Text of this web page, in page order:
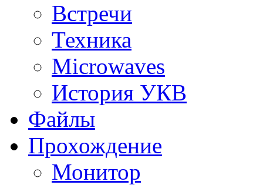
Встречи
Техника
Microwaves
История УКВ
Файлы
Прохождение
Монитор